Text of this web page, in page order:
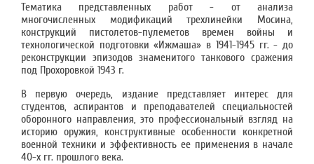
Тематика представленных работ - от анализа
многочисленных модификаций трехлинейки Мосина,
конструкций пистолетов-пулеметов времен войны и
технологической подготовки «Ижмаша» в 1941-1945 гг. - до
реконструкции эпизодов знаменитого танкового сражения
под Прохоровкой 1943 г.
В первую очередь, издание представляет интерес для
студентов, аспирантов и преподавателей специальностей
оборонного направления, это профессиональный взгляд на
историю оружия, конструктивные особенности конкретной
военной техники и эффективность ее применения в начале
40-х гг. прошлого века.